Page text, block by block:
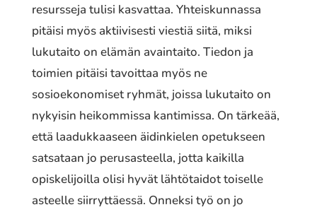
resursseja tulisi kasvattaa. Yhteiskunnassa
pitäisi myös aktiivisesti viestiä siitä, miksi
lukutaito on elämän avaintaito. Tiedon ja
toimien pitäisi tavoittaa myös ne
sosioekonomiset ryhmät, joissa lukutaito on
nykyisin heikommissa kantimissa. On tärkeää,
että laadukkaaseen äidinkielen opetukseen
satsataan jo perusasteella, jotta kaikilla
opiskelijoilla olisi hyvät lähtötaidot toiselle
asteelle siirryttäessä. Onneksi työ on jo